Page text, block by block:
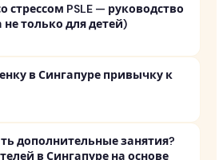
стрессом PSLE — руководство
только для детей)
в Сингапуре привычку к
дополнительные занятия?
в Сингапуре на основе